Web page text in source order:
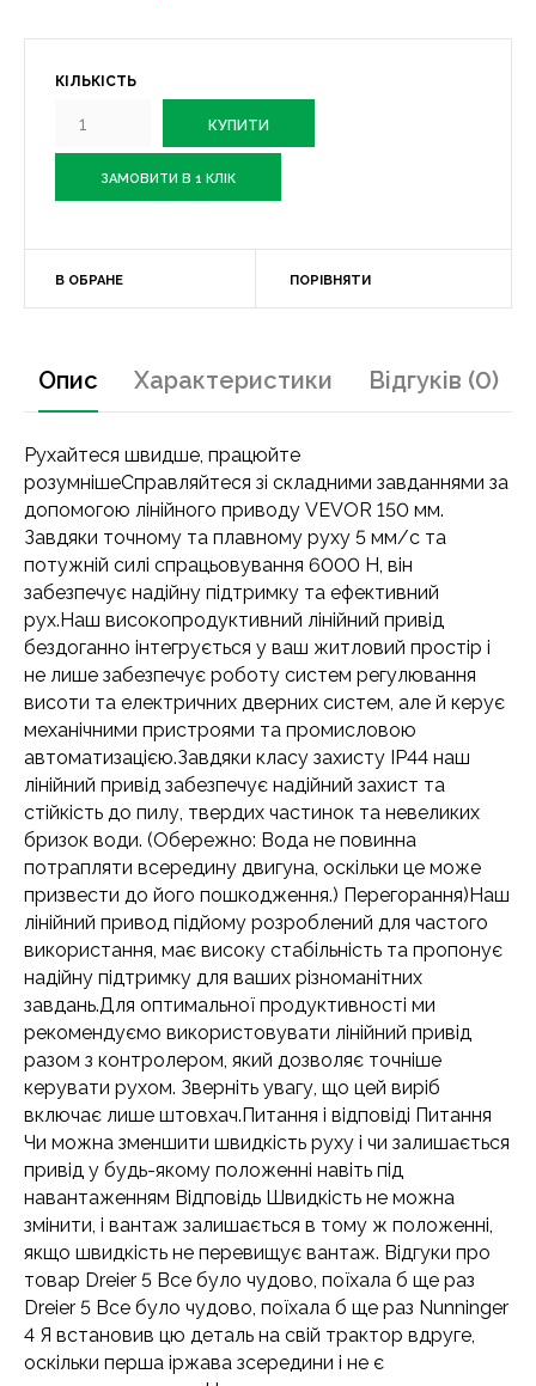
КІЛЬКІСТЬ
ЗАМОВИТИ В 1 КЛІК
В ОБРАНЕ ПОРІВНЯТИ
Опис Характеристики Відгуків (0)
Рухайтеся швидше, працюйте
розумнішеСправляйтеся зі складними завданнями за
допомогою лінійного приводу VEVOR 150 мм.
Завдяки точному та плавному руху 5 мм/с та
потужній силі спрацьовування 6000 Н, він
забезпечує надійну підтримку та ефективний
рух.Наш високопродуктивний лінійний привід
бездоганно інтегрується у ваш житловий простір і
не лише забезпечує роботу систем регулювання
висоти та електричних дверних систем, але й керує
механічними пристроями та промисловою
автоматизацією.Завдяки класу захисту IP44 наш
лінійний привід забезпечує надійний захист та
стійкість до пилу, твердих частинок та невеликих
бризок води. (Обережно: Вода не повинна
потрапляти всередину двигуна, оскільки це може
призвести до його пошкодження.) Перегорання)Наш
лінійний привод підйому розроблений для частого
використання, має високу стабільність та пропонує
надійну підтримку для ваших різноманітних
завдань.Для оптимальної продуктивності ми
рекомендуємо використовувати лінійний привід
разом з контролером, який дозволяє точніше
керувати рухом. Зверніть увагу, що цей виріб
включає лише штовхач.Питання і відповіді Питання
Чи можна зменшити швидкість руху і чи залишається
привід у будь-якому положенні навіть під
навантаженням Відповідь Швидкість не можна
змінити, і вантаж залишається в тому ж положенні,
якщо швидкість не перевищує вантаж. Відгуки про
товар Dreier 5 Все було чудово, поїхала б ще раз
Dreier 5 Все було чудово, поїхала б ще раз Nunninger
4 Я встановив цю деталь на свій трактор вдруге,
оскільки перша іржава зсередини і не є